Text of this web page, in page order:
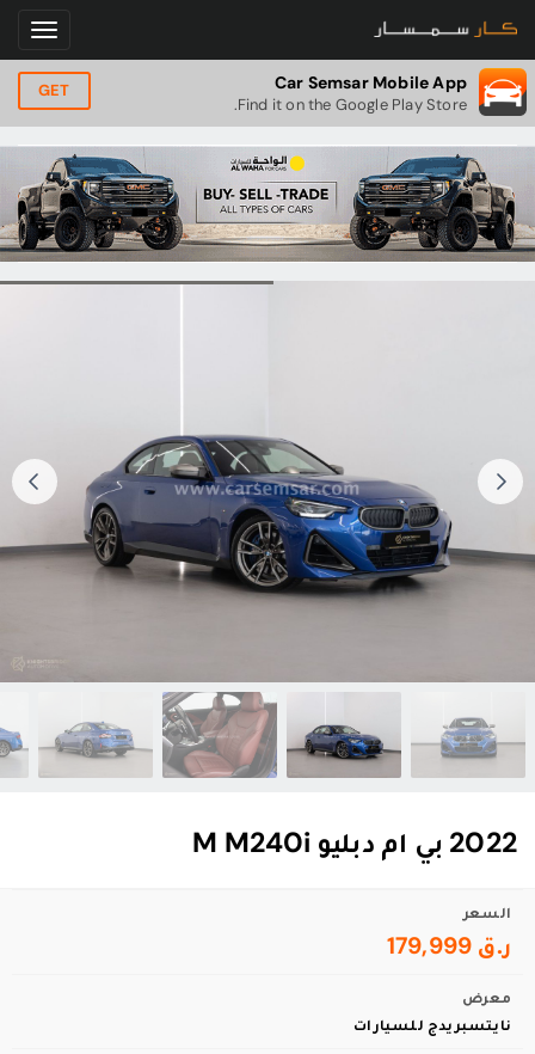
Car Semsar Mobile App
Find it on the Google Play Store.
GET
2022 بي ام دبليو M M240i
السعر
ر.ق 179,999
معرض
نايتسبريدج للسيارات